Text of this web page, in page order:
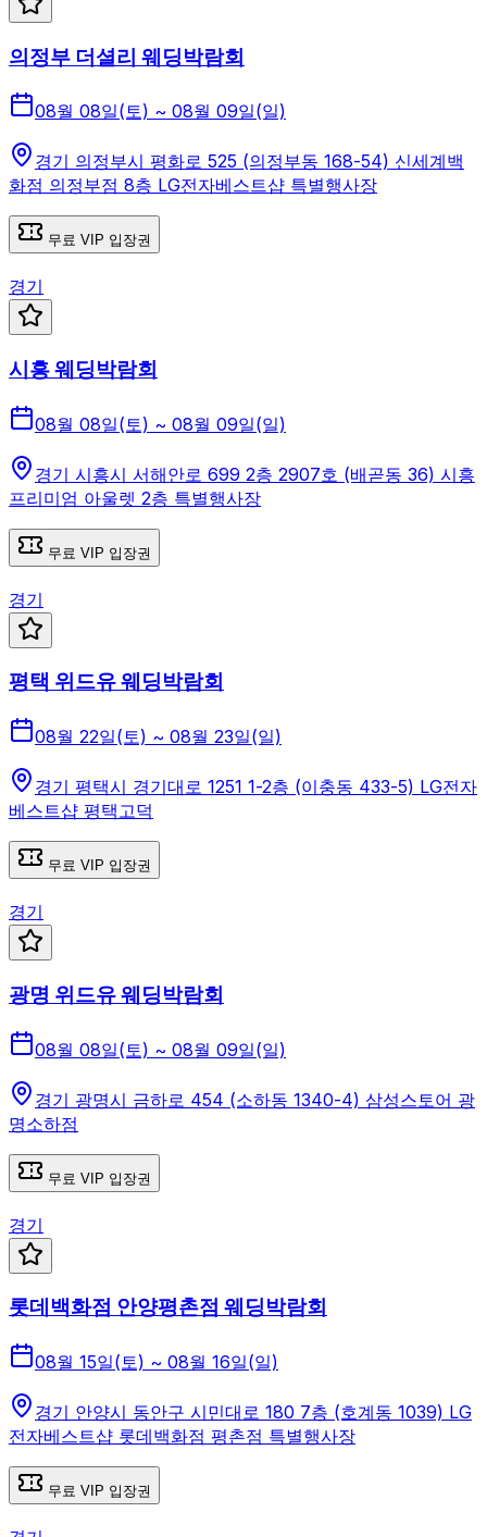
의정부 더셜리 웨딩박람회
08월 08일(토) ~ 08월 09일(일)
경기 의정부시 평화로 525 (의정부동 168-54) 신세계백
화점 의정부점 8층 LG전자베스트샵 특별행사장
무료 VIP 입장권
경기
시흥 웨딩박람회
08월 08일(토) ~ 08월 09일(일)
경기 시흥시 서해안로 699 2층 2907호 (배곧동 36) 시흥
프리미엄 아울렛 2층 특별행사장
무료 VIP 입장권
경기
평택 위드유 웨딩박람회
08월 22일(토) ~ 08월 23일(일)
경기 평택시 경기대로 1251 1-2층 (이충동 433-5) LG전자
베스트샵 평택고덕
무료 VIP 입장권
경기
광명 위드유 웨딩박람회
08월 08일(토) ~ 08월 09일(일)
경기 광명시 금하로 454 (소하동 1340-4) 삼성스토어 광
명소하점
무료 VIP 입장권
경기
롯데백화점 안양평촌점 웨딩박람회
08월 15일(토) ~ 08월 16일(일)
경기 안양시 동안구 시민대로 180 7층 (호계동 1039) LG
전자베스트샵 롯데백화점 평촌점 특별행사장
무료 VIP 입장권